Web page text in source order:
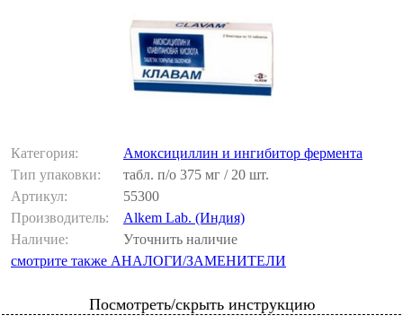
Категория:
Амоксициллин и ингибитор фермента
Тип упаковки:
табл. п/о 375 мг / 20 шт.
Артикул:
55300
Производитель:
Alkem Lab. (Индия)
Наличие:
Уточнить наличие
смотрите также АНАЛОГИ/ЗАМЕНИТЕЛИ
Посмотреть/скрыть инструкцию